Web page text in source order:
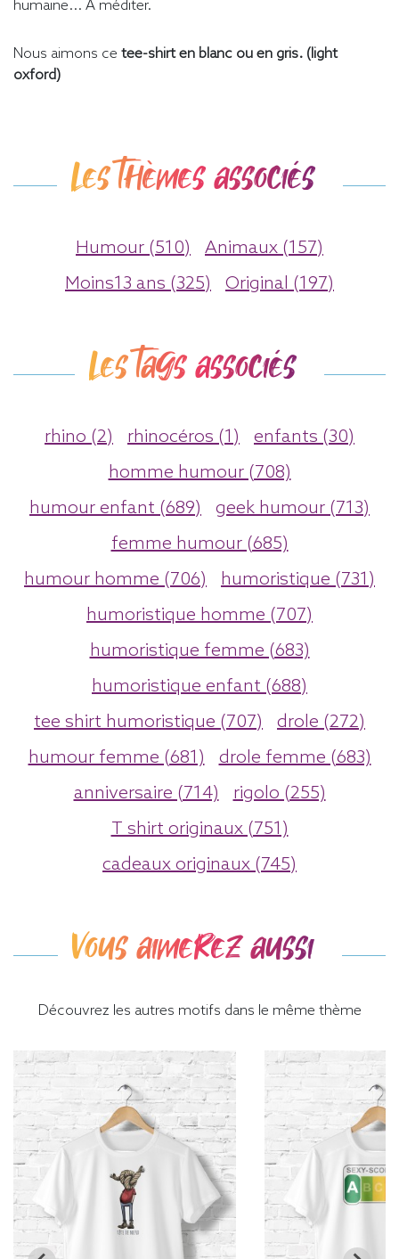
humaine... A méditer.
Nous aimons ce tee-shirt en blanc ou en gris. (light
oxford)
Les thèmes associés
Humour (510)
Animaux (157)
Moins13 ans (325)
Original (197)
Les tags associés
rhino (2) rhinocéros (1)
enfants (30)
homme humour (708)
humour enfant (689)
geek humour (713)
femme humour (685)
humour homme (706)
humoristique (731)
humoristique homme (707)
humoristique femme (683)
humoristique enfant (688)
tee shirt humoristique (707)
drole (272)
humour femme (681)
drole femme (683)
anniversaire (714)
rigolo (255)
T shirt originaux (751)
cadeaux originaux (745)
Vous aimerez aussi
Découvrez les autres motifs dans le même thème